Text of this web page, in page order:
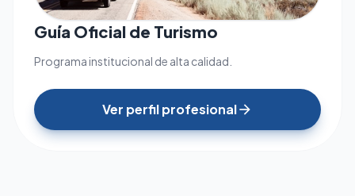
Guía Oficial de Turismo
Programa institucional de alta calidad.
Ver perfil profesionalarrow_forward